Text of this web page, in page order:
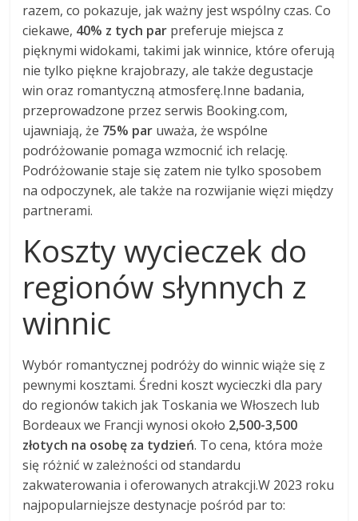
razem, co pokazuje, jak ważny jest wspólny czas. Co
ciekawe, 40% z tych par preferuje miejsca z
pięknymi widokami, takimi jak winnice, które oferują
nie tylko piękne krajobrazy, ale także degustacje
win oraz romantyczną atmosferę.Inne badania,
przeprowadzone przez serwis Booking.com,
ujawniają, że 75% par uważa, że wspólne
podróżowanie pomaga wzmocnić ich relację.
Podróżowanie staje się zatem nie tylko sposobem
na odpoczynek, ale także na rozwijanie więzi między
partnerami.
Koszty wycieczek do
regionów słynnych z
winnic
Wybór romantycznej podróży do winnic wiąże się z
pewnymi kosztami. Średni koszt wycieczki dla pary
do regionów takich jak Toskania we Włoszech lub
Bordeaux we Francji wynosi około 2,500-3,500
złotych na osobę za tydzień. To cena, która może
się różnić w zależności od standardu
zakwaterowania i oferowanych atrakcji.W 2023 roku
najpopularniejsze destynacje pośród par to: